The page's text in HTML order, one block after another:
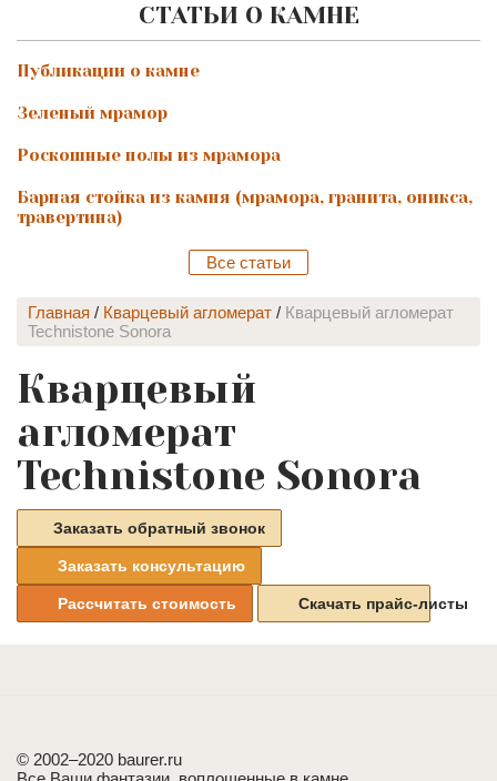
СТАТЬИ О КАМНЕ
Публикации о камне
Зеленый мрамор
Роскошные полы из мрамора
Барная стойка из камня (мрамора, гранита, оникса,
травертина)
Все статьи
Главная / Кварцевый агломерат / Кварцевый агломерат
Technistone Sonora
Кварцевый
агломерат
Technistone Sonora
Заказать обратный звонок
Заказать консультацию
Рассчитать стоимость Скачать прайс-листы
© 2002–2020 baurer.ru